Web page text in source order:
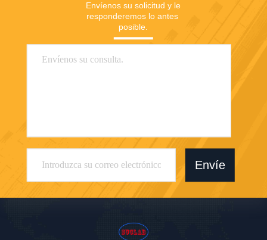
Envíenos su solicitud y le
responderemos lo antes
posible.
Envíe